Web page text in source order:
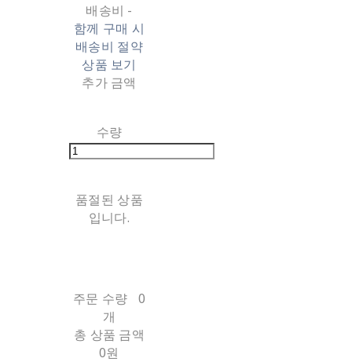
배송비 -
함께 구매 시
배송비 절약
상품 보기
추가 금액
수량
품절된 상품
입니다.
주문 수량
0
개
총 상품 금액
0원